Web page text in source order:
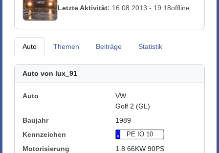
Letzte Aktivität: 16.08.2013 - 19:18offline
Auto Themen Beiträge Statistik
Auto von lux_91
Auto
VW
Golf 2 (GL)
Baujahr
1989
Kennzeichen
PE IO 10
Motorisierung
1.8 66KW 90PS